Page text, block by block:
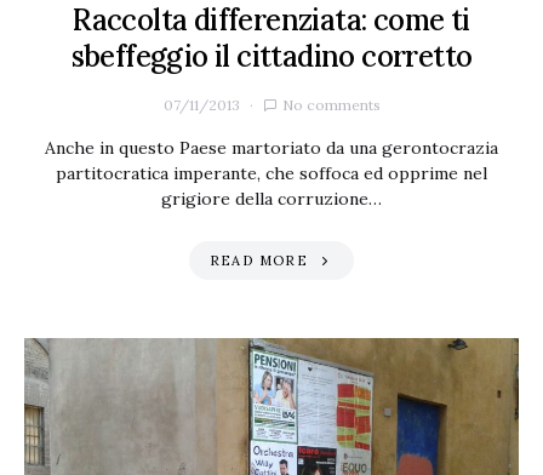
Raccolta differenziata: come ti
sbeffeggio il cittadino corretto
07/11/2013 No comments
Anche in questo Paese martoriato da una gerontocrazia
partitocratica imperante, che soffoca ed opprime nel
grigiore della corruzione…
READ MORE